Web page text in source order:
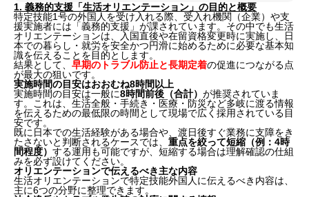
1. 義務的支援「生活オリエンテーション」の目的と概要
特定技能1号の外国人を受け入れる際、受入れ機関（企業）や支
援実施者には「義務的支援」が課されています。その中でも生活
オリエンテーションは、入国直後や在留資格変更時に実施し、日
本での暮らし・就労を安全かつ円滑に始めるために必要な基本知
識を伝えることを目的とします。
結果として、 早期のトラブル防止と長期定着の促進につながる点
が最大の狙いです。
実施時間の目安はおおむね8時間以上
実施時間の目安は一般に8時間前後（合計） が推奨されていま
す。これは、生活全般・手続き・医療・防災など多岐に渡る情報
を伝えるための最低限の時間として現場で広く採用されている目
安です。
既に日本での生活経験がある場合や、渡日後すぐ業務に支障をき
たさないと判断されるケースでは、 重点を絞って短縮（例：4時
間程度） する運用も可能ですが、短縮する場合は理解確認の仕組
みを必ず設けてください。
オリエンテーションで伝えるべき主な内容
生活オリエンテーションで特定技能外国人に伝えるべき内容は、
主に6つの分野に整理できます。